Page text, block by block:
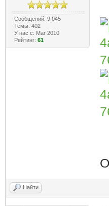
Сообщений: 9,045
Темы: 402
У нас с: Mar 2010
Рейтинг: 61
Найти